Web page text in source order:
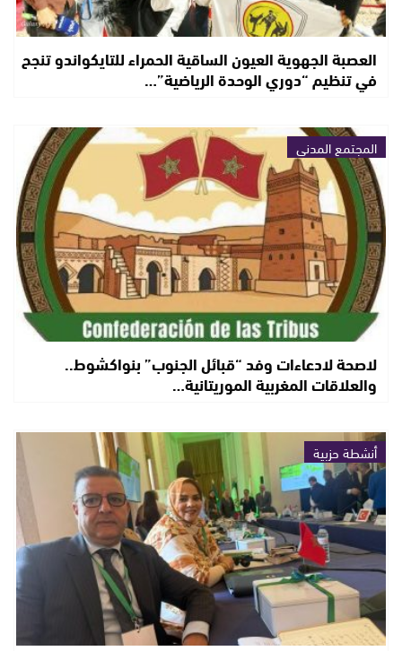
العصبة الجهوية العيون الساقية الحمراء للتايكواندو تنجح
في تنظيم “دوري الوحدة الرياضية”…
المجتمع المدني
لاصحة لادعاءات وفد “قبائل الجنوب” بنواكشوط..
والعلاقات المغربية الموريتانية…
أنشطة حزبية